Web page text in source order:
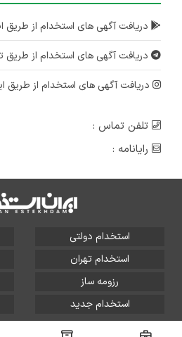
دریافت آگهی های استخدام از طریق
دریافت آگهی های استخدام از طریق
دریافت آگهی های استخدام از طریق
تلفن تماس :
رایانامه :
استخدام دولتی
استخدام تهران
رزومه ساز
استخدام جدید
تمامی حقوق این سایت برای